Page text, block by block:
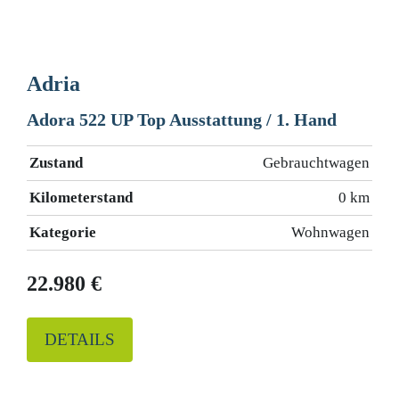
Adria
Adora 522 UP Top Ausstattung / 1. Hand
Zustand Gebrauchtwagen
Kilometerstand 0 km
Kategorie Wohnwagen
22.980 €
DETAILS